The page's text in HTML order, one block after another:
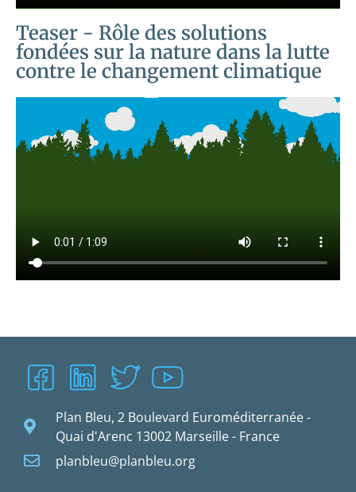
Teaser - Rôle des solutions
fondées sur la nature dans la lutte
contre le changement climatique
Plan Bleu, 2 Boulevard Euroméditerranée -
Quai d'Arenc 13002 Marseille - France
planbleu@planbleu.org